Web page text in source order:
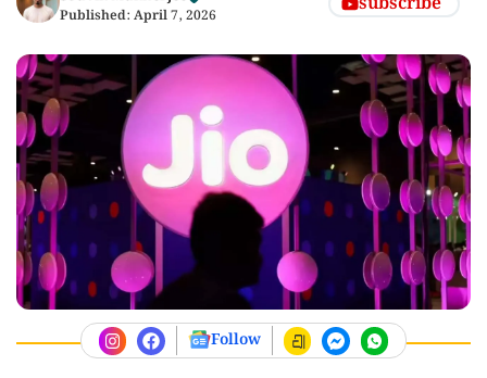
Published: April 7, 2026
Follow